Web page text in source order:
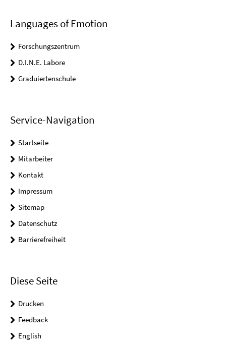
Languages of Emotion
Forschungszentrum
D.I.N.E. Labore
Graduiertenschule
Service-Navigation
Startseite
Mitarbeiter
Kontakt
Impressum
Sitemap
Datenschutz
Barrierefreiheit
Diese Seite
Drucken
Feedback
English